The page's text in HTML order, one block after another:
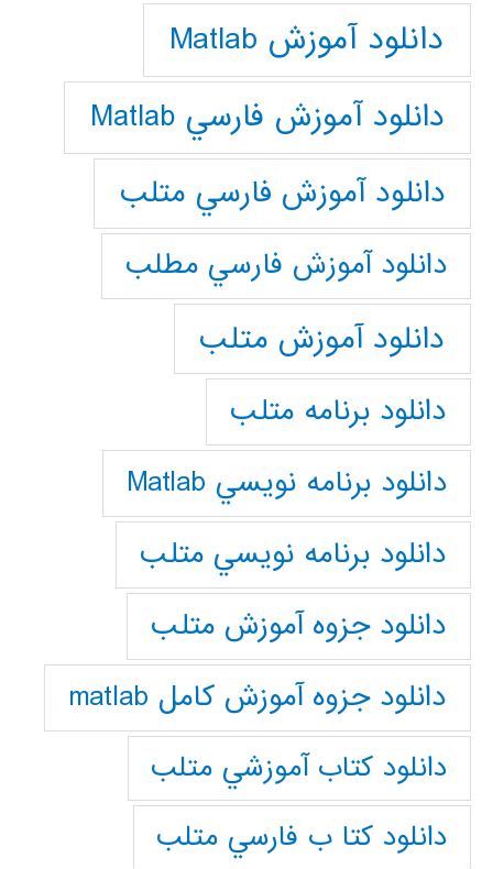
دانلود آموزش Matlab
دانلود آموزش فارسي Matlab
دانلود آموزش فارسي متلب
دانلود آموزش فارسي مطلب
دانلود آموزش متلب
دانلود برنامه متلب
دانلود برنامه نويسي Matlab
دانلود برنامه نويسي متلب
دانلود جزوه آموزش متلب
دانلود جزوه آموزش کامل matlab
دانلود كتاب آموزشي متلب
دانلود كتا ب فارسي متلب